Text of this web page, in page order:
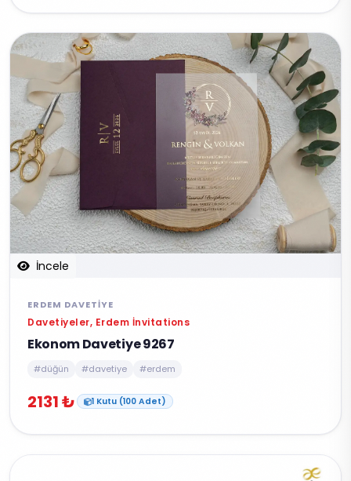
İncele
ERDEM DAVETIYE
Davetiyeler, Erdem İnvitations
Ekonom Davetiye 9267
#düğün #davetiye #erdem
2131 ₺ 1 Kutu (100 Adet)